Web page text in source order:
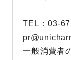
TEL：03-
一般消費者